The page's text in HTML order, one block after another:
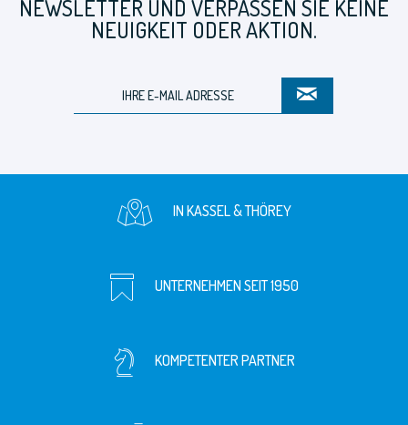
NEWSLETTER UND VERPASSEN SIE KEINE
NEUIGKEIT ODER AKTION.
IN KASSEL & THÖREY
UNTERNEHMEN SEIT 1950
KOMPETENTER PARTNER